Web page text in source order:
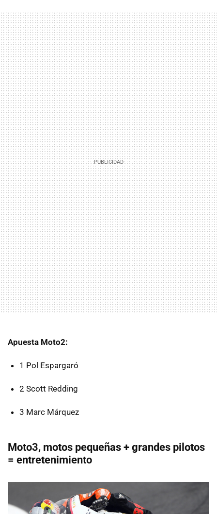
Apuesta Moto2:
1 Pol Espargaró
2 Scott Redding
3 Marc Márquez
Moto3, motos pequeñas + grandes pilotos
= entretenimiento